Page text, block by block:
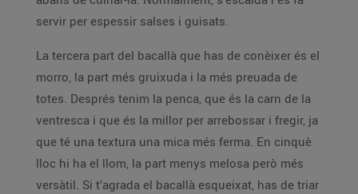
servir per espessir salses i guisats.
La tercera part del bacallà que has de conèixer és el
morro, la part més gruixuda i la més preuada de
totes. Després tenim la penca, que és la carn de la
ventresca i que és la millor per arrebossar i fregir, ja
que té una textura una mica més ferma. En cinquè
lloc hi ha el llom, la part menys melosa però més
versàtil. Si t’agrada el bacallà esqueixat, has de triar